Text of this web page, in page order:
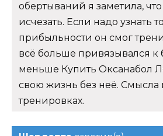
обертываний я заметила,
исчезать. Если надо узнать
прибыльности он смог
всё больше привязывался к
меньше Купить Оксанабол
свою жизнь без неё. Смысла
тренировках.